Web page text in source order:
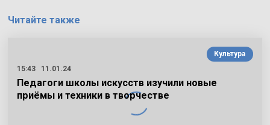
Читайте также
Культура
15:43
11.01.24
Педагоги школы искусств изучили новые
приёмы и техники в творчестве